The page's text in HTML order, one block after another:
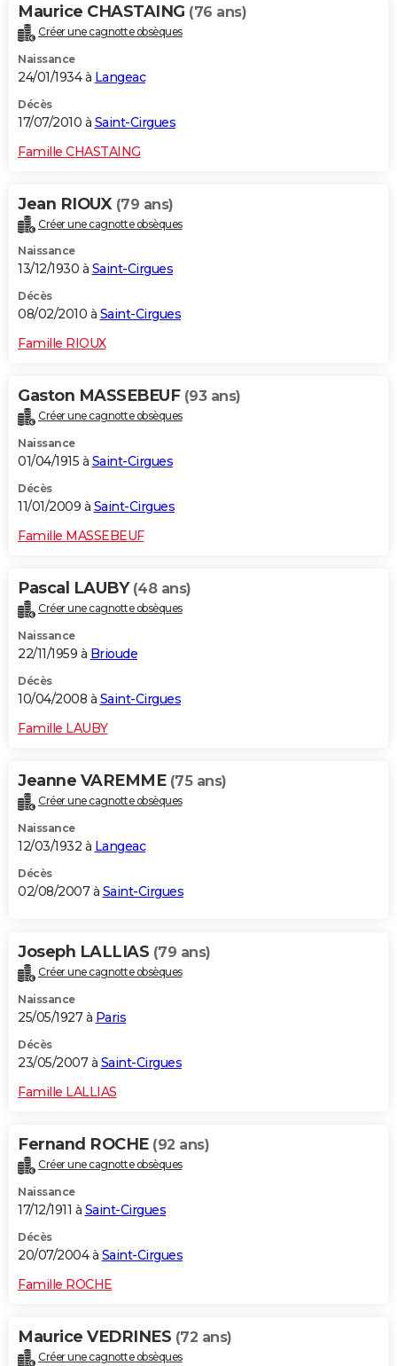
Maurice CHASTAING (76 ans)
Créer une cagnotte obsèques
Naissance
24/01/1934 à Langeac
Décès
17/07/2010 à Saint-Cirgues
Famille CHASTAING
Jean RIOUX (79 ans)
Créer une cagnotte obsèques
Naissance
13/12/1930 à Saint-Cirgues
Décès
08/02/2010 à Saint-Cirgues
Famille RIOUX
Gaston MASSEBEUF (93 ans)
Créer une cagnotte obsèques
Naissance
01/04/1915 à Saint-Cirgues
Décès
11/01/2009 à Saint-Cirgues
Famille MASSEBEUF
Pascal LAUBY (48 ans)
Créer une cagnotte obsèques
Naissance
22/11/1959 à Brioude
Décès
10/04/2008 à Saint-Cirgues
Famille LAUBY
Jeanne VAREMME (75 ans)
Créer une cagnotte obsèques
Naissance
12/03/1932 à Langeac
Décès
02/08/2007 à Saint-Cirgues
Joseph LALLIAS (79 ans)
Créer une cagnotte obsèques
Naissance
25/05/1927 à Paris
Décès
23/05/2007 à Saint-Cirgues
Famille LALLIAS
Fernand ROCHE (92 ans)
Créer une cagnotte obsèques
Naissance
17/12/1911 à Saint-Cirgues
Décès
20/07/2004 à Saint-Cirgues
Famille ROCHE
Maurice VEDRINES (72 ans)
Créer une cagnotte obsèques